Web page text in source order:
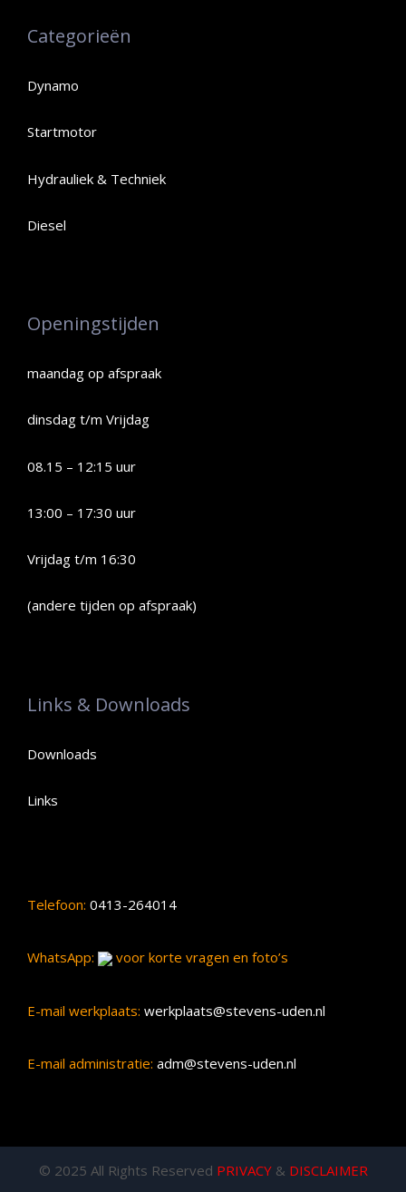
Categorieën
Dynamo
Startmotor
Hydrauliek & Techniek
Diesel
Openingstijden
maandag op afspraak
dinsdag t/m Vrijdag
08.15 – 12:15 uur
13:00 – 17:30 uur
Vrijdag t/m 16:30
(andere tijden op afspraak)
Links & Downloads
Downloads
Links
Telefoon: 0413-264014
WhatsApp: voor korte vragen en foto’s
E-mail werkplaats: werkplaats@stevens-uden.nl
E-mail administratie: adm@stevens-uden.nl
© 2025 All Rights Reserved PRIVACY& DISCLAIMER